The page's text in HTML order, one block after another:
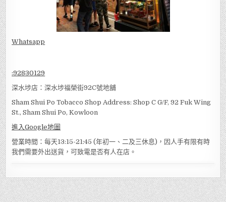
Sham Shui Po Tobacco Shop Address: Shop C G/F, 92 Fuk Wing
進入Google地圖
營業時間：每天13:15-21:45 (年初一、二及三休息)，因人手有限有時
我們需要外出送貨，可致電是否有人在店。